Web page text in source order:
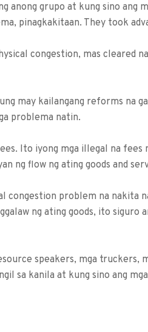
grupo at kung sino ang
pinagkakitaan. They took
congestion, mas cleared
may kailangang reforms na
problema natin.
Ito iyong mga illegal na fees
ng flow ng ating goods and
congestion problem na nakita
ng ating goods, ito siguro
speakers, mga truckers,
sa kanila at kung sino ang